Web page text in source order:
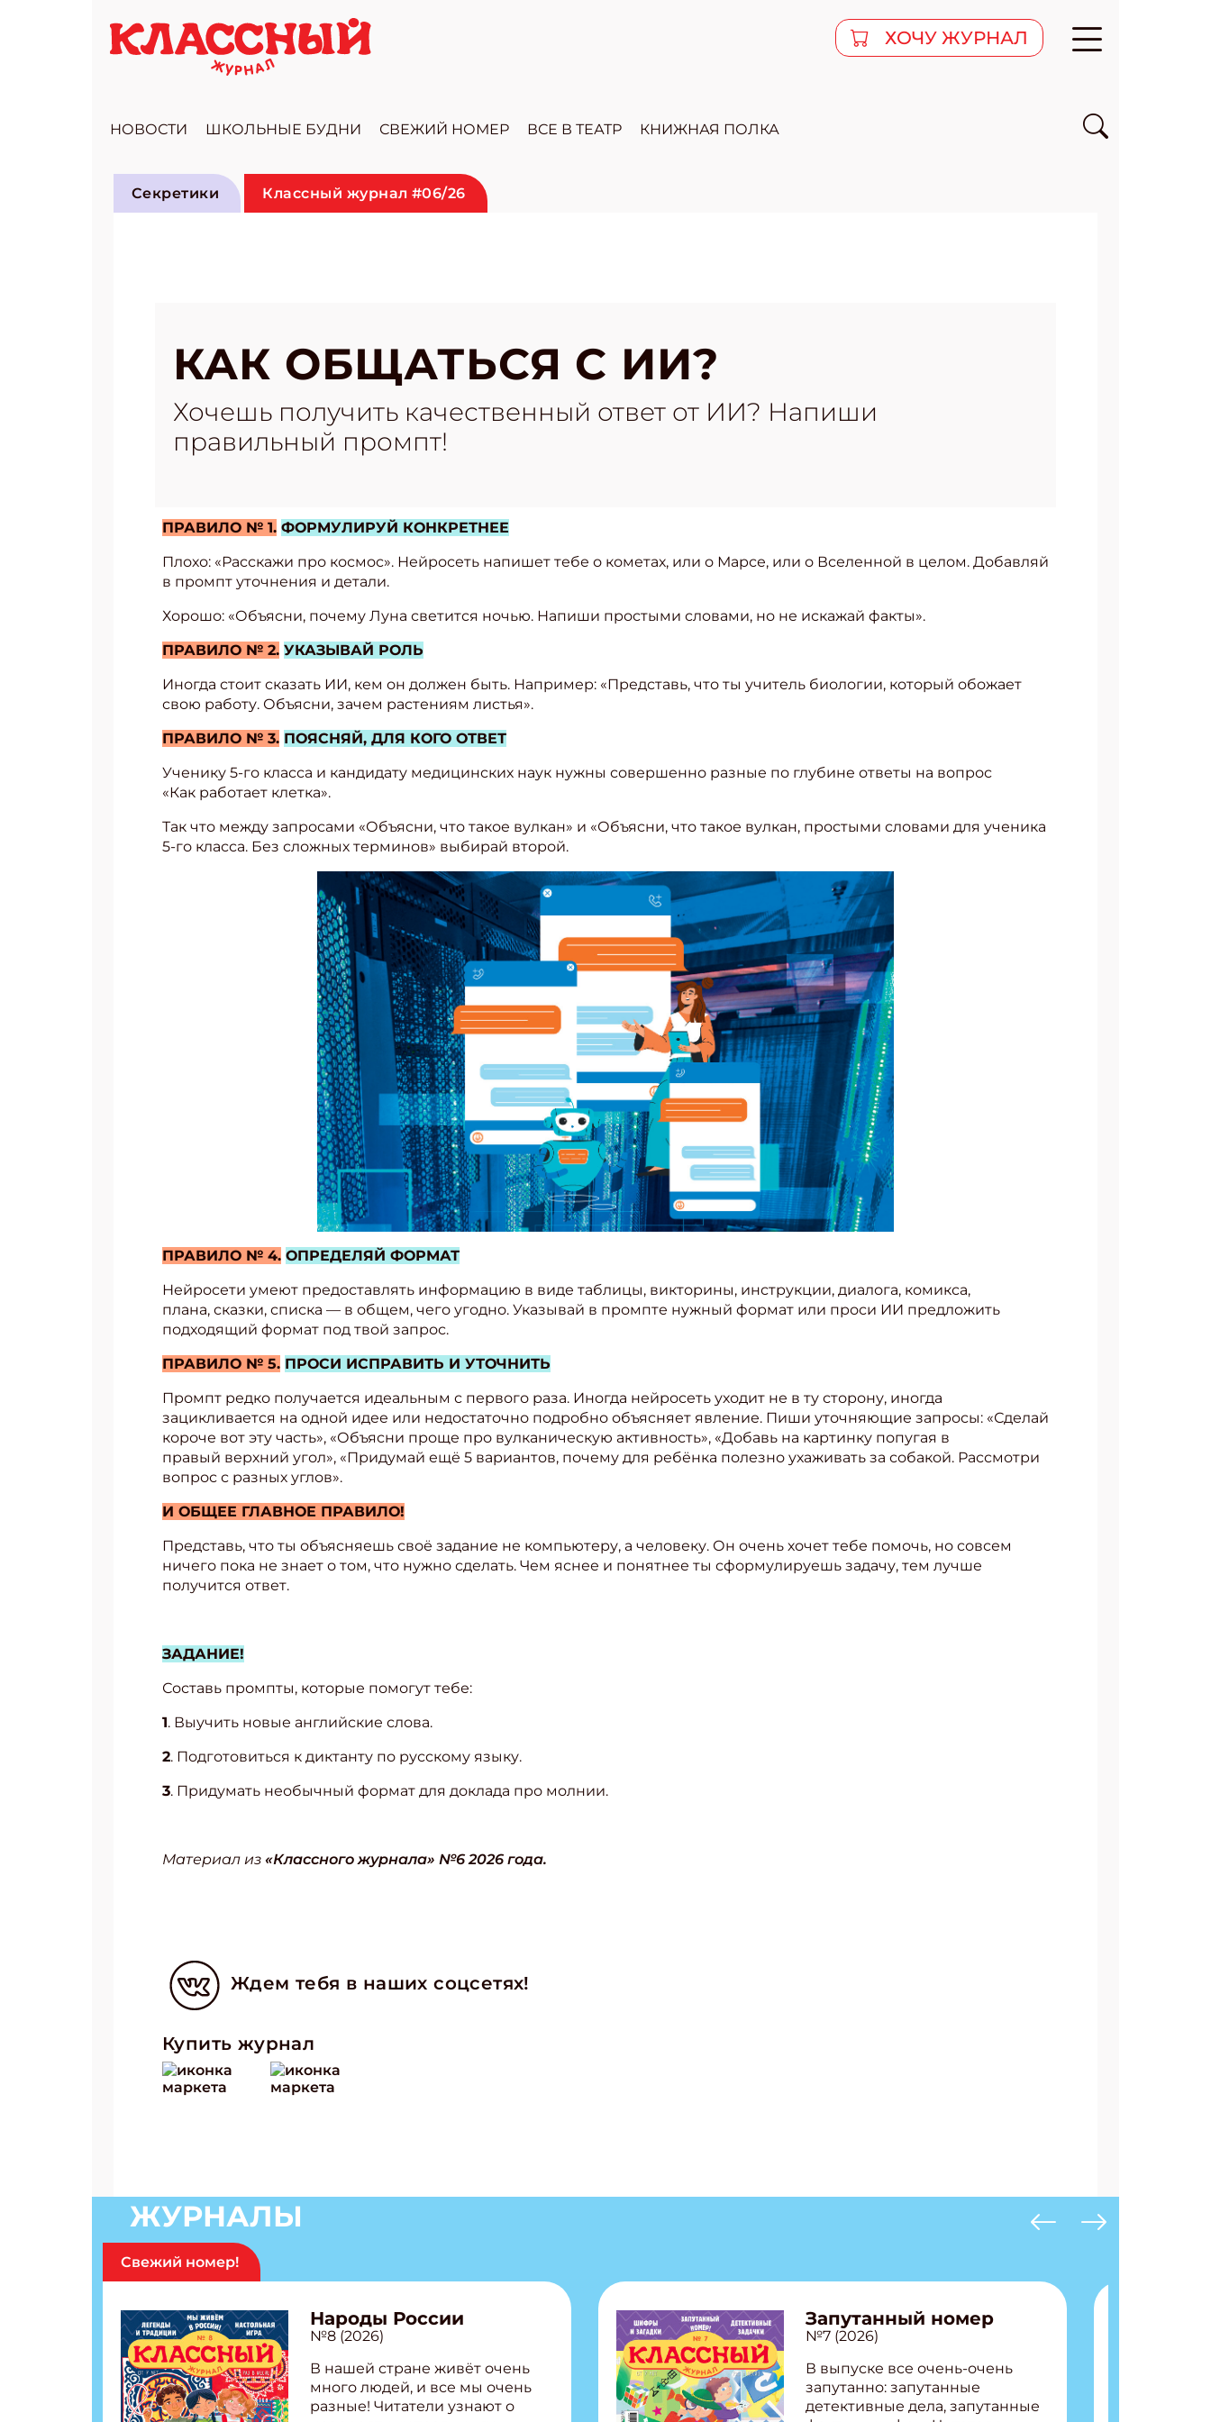
ХОЧУ ЖУРНАЛ
НОВОСТИ ШКОЛЬНЫЕ БУДНИ СВЕЖИЙ НОМЕР ВСЕ В ТЕАТР КНИЖНАЯ ПОЛКА
Секретики Классный журнал #06/26
КАК ОБЩАТЬСЯ С ИИ?
Хочешь получить качественный ответ от ИИ? Напиши
правильный промпт!
ПРАВИЛО № 1. ФОРМУЛИРУЙ КОНКРЕТНЕЕ
Плохо: «Расскажи про космос». Нейросеть напишет тебе о кометах, или о Марсе, или о Вселенной в целом. Добавляй
в промпт уточнения и детали.
Хорошо: «Объясни, почему Луна светится ночью. Напиши простыми словами, но не искажай факты».
ПРАВИЛО № 2. УКАЗЫВАЙ РОЛЬ
Иногда стоит сказать ИИ, кем он должен быть. Например: «Представь, что ты учитель биологии, который обожает
свою работу. Объясни, зачем растениям листья».
ПРАВИЛО № 3. ПОЯСНЯЙ, ДЛЯ КОГО ОТВЕТ
Ученику 5-го класса и кандидату медицинских наук нужны совершенно разные по глубине ответы на вопрос
«Как работает клетка».
Так что между запросами «Объясни, что такое вулкан» и «Объясни, что такое вулкан, простыми словами для ученика
5-го класса. Без сложных терминов» выбирай второй.
ПРАВИЛО № 4. ОПРЕДЕЛЯЙ ФОРМАТ
Нейросети умеют предоставлять информацию в виде таблицы, викторины, инструкции, диалога, комикса,
плана, сказки, списка — в общем, чего угодно. Указывай в промпте нужный формат или проси ИИ предложить
подходящий формат под твой запрос.
ПРАВИЛО № 5. ПРОСИ ИСПРАВИТЬ И УТОЧНИТЬ
Промпт редко получается идеальным с первого раза. Иногда нейросеть уходит не в ту сторону, иногда
зацикливается на одной идее или недостаточно подробно объясняет явление. Пиши уточняющие запросы: «Сделай
короче вот эту часть», «Объясни проще про вулканическую активность», «Добавь на картинку попугая в
правый верхний угол», «Придумай ещё 5 вариантов, почему для ребёнка полезно ухаживать за собакой. Рассмотри
вопрос с разных углов».
И ОБЩЕЕ ГЛАВНОЕ ПРАВИЛО!
Представь, что ты объясняешь своё задание не компьютеру, а человеку. Он очень хочет тебе помочь, но совсем
ничего пока не знает о том, что нужно сделать. Чем яснее и понятнее ты сформулируешь задачу, тем лучше
получится ответ.
ЗАДАНИЕ!
Составь промпты, которые помогут тебе:
1. Выучить новые английские слова.
2. Подготовиться к диктанту по русскому языку.
3. Придумать необычный формат для доклада про молнии.
Материал из «Классного журнала» №6 2026 года.
Ждем тебя в наших соцсетях!
Купить журнал
ЖУРНАЛЫ
Свежий номер!
Народы России
№8 (2026)
В нашей стране живёт очень
много людей, и все мы очень
разные! Читатели узнают о
Запутанный номер
№7 (2026)
В выпуске все очень-очень
запутанно: запутанные
детективные дела, запутанные
Подпишись на рассылку
Укажите Ваш Email